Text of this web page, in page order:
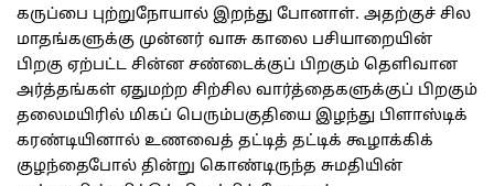
கருப்பை புற்றுநோயால் இறந்து போனாள். அதற்குச் சில
மாதங்களுக்கு முன்னர் வாசு காலை பசியாறையின்
பிறகு ஏற்பட்ட சின்ன சண்டைக்குப் பிறகும் தெளிவான
அர்த்தங்கள் ஏதுமற்ற சிற்சில வார்த்தைகளுக்குப் பிறகும்
தலைமயிரில் மிகப் பெரும்பகுதியை இழந்து பிளாஸ்டிக்
கரண்டியினால் உணவைத் தட்டித் தட்டிக் கூழாக்கிக்
குழந்தைபோல் தின்று கொண்டிருந்த சுமதியின்